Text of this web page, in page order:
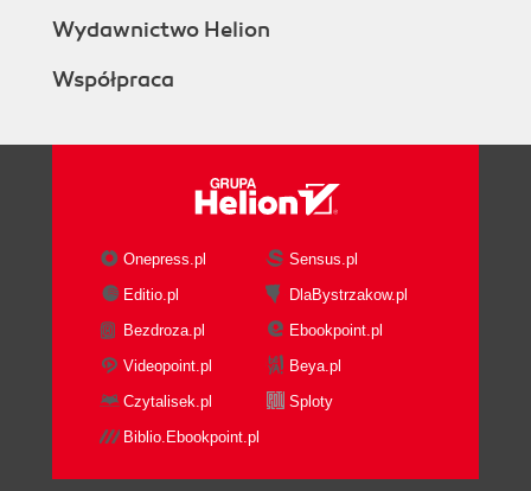
Wydawnictwo Helion
Współpraca
Onepress.pl
Sensus.pl
Editio.pl
DlaBystrzakow.pl
Bezdroza.pl
Ebookpoint.pl
Videopoint.pl
Beya.pl
Czytalisek.pl
Sploty
Biblio.Ebookpoint.pl